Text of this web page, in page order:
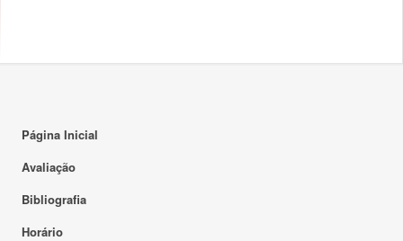
Página Inicial
Avaliação
Bibliografia
Horário